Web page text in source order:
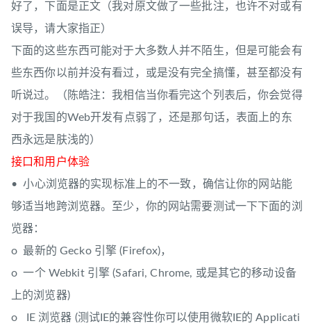
好了，下面是正文（我对原文做了一些批注，也许不对或有
误导，请大家指正）
下面的这些东西可能对于大多数人并不陌生，但是可能会有
些东西你以前并没有看过，或是没有完全搞懂，甚至都没有
听说过。（陈皓注：我相信当你看完这个列表后，你会觉得
对于我国的Web开发有点弱了，还是那句话，表面上的东
西永远是肤浅的）
接口和用户体验
• 小心浏览器的实现标准上的不一致，确信让你的网站能
够适当地跨浏览器。至少，你的网站需要测试一下下面的浏
览器：
o 最新的 Gecko 引擎 (Firefox)，
o 一个 Webkit 引擎 (Safari, Chrome, 或是其它的移动设备
上的浏览器)
o IE 浏览器 (测试IE的兼容性你可以使用微软IE的 Applicati